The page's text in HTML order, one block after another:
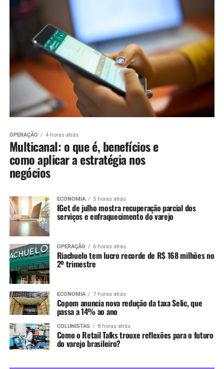
OPERAÇÃO 4 horas atrás
Multicanal: o que é, benefícios e
como aplicar a estratégia nos
negócios
ECONOMIA 5 horas atrás
IGet de julho mostra recuperação parcial dos
serviços e enfraquecimento do varejo
OPERAÇÃO 6 horas atrás
Riachuelo tem lucro recorde de R$ 168 milhões no
2º trimestre
ECONOMIA 7 horas atrás
Copom anuncia nova redução da taxa Selic, que
passa a 14% ao ano
COLUNISTAS 8 horas atrás
Como o Retail Talks trouxe reflexões para o futuro
do varejo brasileiro?